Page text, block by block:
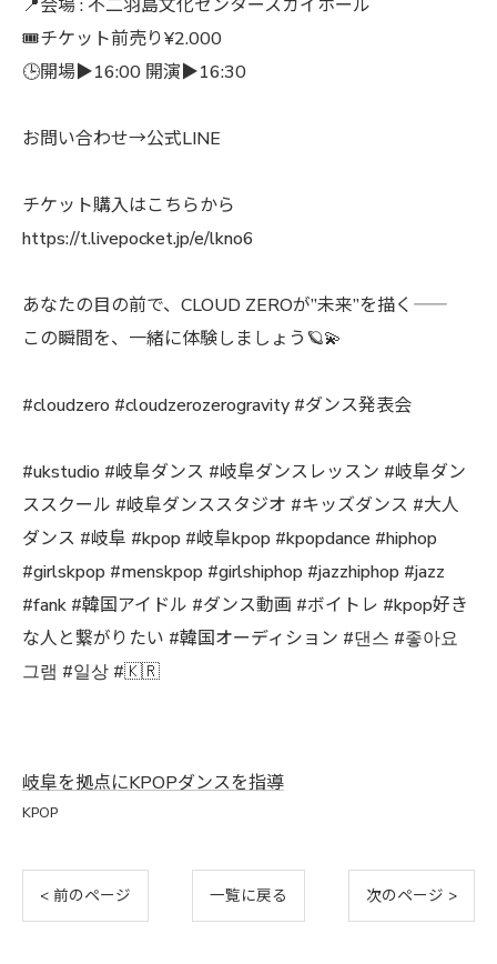
📍会場 : 不二羽島文化センタースカイホール
🎟️チケット前売り¥2.000
🕒開場▶︎16:00 開演▶︎16:30
お問い合わせ→公式LINE
チケット購入はこちらから
https://t.livepocket.jp/e/lkno6
あなたの目の前で、CLOUD ZEROが”未来”を描く――
この瞬間を、一緒に体験しましょう🪐💫
#cloudzero #cloudzerozerogravity #ダンス発表会
#ukstudio #岐阜ダンス #岐阜ダンスレッスン #岐阜ダン
ススクール #岐阜ダンススタジオ #キッズダンス #大人
ダンス #岐阜 #kpop #岐阜kpop #kpopdance #hiphop
#girlskpop #menskpop #girlshiphop #jazzhiphop #jazz
#fank #韓国アイドル #ダンス動画 #ボイトレ #kpop好き
な人と繋がりたい #韓国オーディション #댄스 #좋아요
그램 #일상 #🇰🇷
岐阜を拠点にKPOPダンスを指導
KPOP
< 前のページ 一覧に戻る 次のページ >